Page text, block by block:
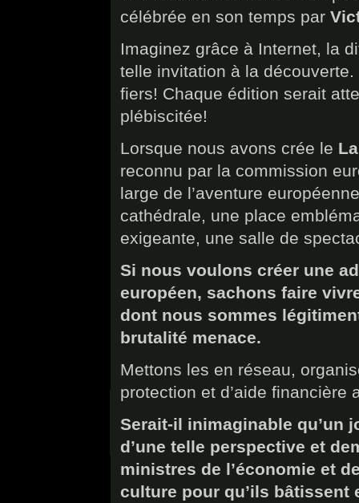
célébrée en son temps par
Imaginez grâce à Internet, la
telle invitation à la
fiers! Chaque édition serait
plébiscitée!
Lorsque nous avons crée le
reconnu par la commission
large de l’aventure
cathédrale, une place
exigeante, une salle de
Si nous voulons créer une
européen, sachons faire
dont nous sommes
brutalité menace.
Mettons les en réseau,
protection et d’aide financière
Serait-il inimaginable qu’un
d’une telle perspective et
ministres de l’économie et
culture pour qu’ils bâtissent